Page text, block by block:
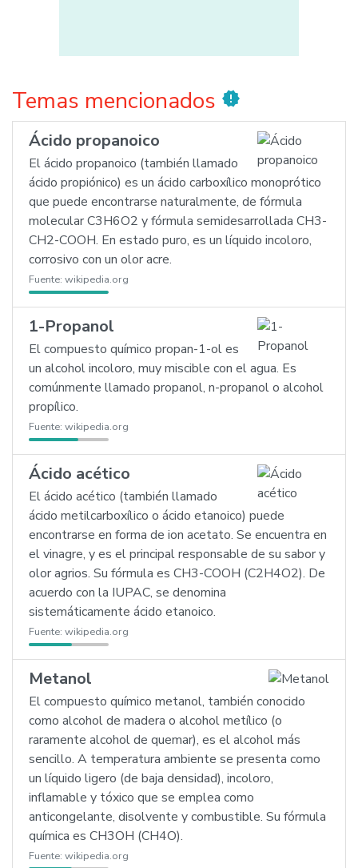
Temas mencionados new_releases
Ácido propanoico
El ácido propanoico (también llamado
ácido propiónico) es un ácido carboxílico monoprótico
que puede encontrarse naturalmente, de fórmula
molecular C3H6O2 y fórmula semidesarrollada CH3-
CH2-COOH. En estado puro, es un líquido incoloro,
corrosivo con un olor acre.
Fuente: wikipedia.org
1-Propanol
El compuesto químico propan-1-ol es
un alcohol incoloro, muy miscible con el agua. Es
comúnmente llamado propanol, n-propanol o alcohol
propílico.
Fuente: wikipedia.org
Ácido acético
El ácido acético (también llamado
ácido metilcarboxílico o ácido etanoico) puede
encontrarse en forma de ion acetato. Se encuentra en
el vinagre, y es el principal responsable de su sabor y
olor agrios. Su fórmula es CH3-COOH (C2H4O2). De
acuerdo con la IUPAC, se denomina
sistemáticamente ácido etanoico.
Fuente: wikipedia.org
Metanol
El compuesto químico metanol, también conocido
como alcohol de madera o alcohol metílico (o
raramente alcohol de quemar), es el alcohol más
sencillo. A temperatura ambiente se presenta como
un líquido ligero (de baja densidad), incoloro,
inflamable y tóxico que se emplea como
anticongelante, disolvente y combustible. Su fórmula
química es CH3OH (CH4O).
Fuente: wikipedia.org